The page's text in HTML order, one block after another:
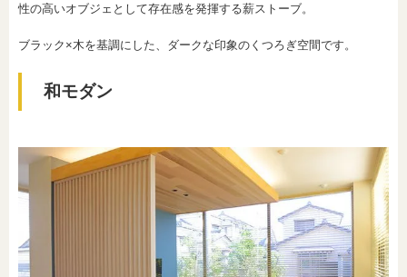
性の高いオブジェとして存在感を発揮する薪ストーブ。
ブラック×木を基調にした、ダークな印象のくつろぎ空間です。
和モダン